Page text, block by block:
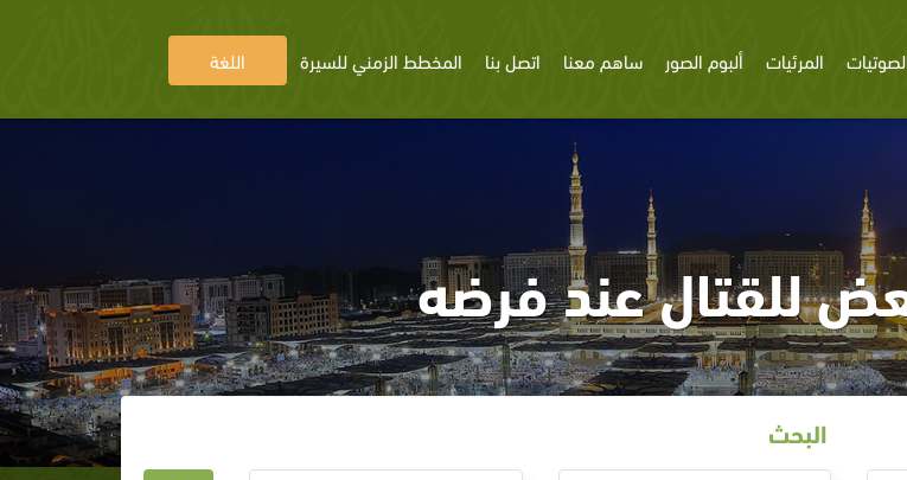
المرئيات ألبوم الصور ساهم معنا اتصل بنا المخطط الزمني للسيرة اللغة
للقتال عند فرضه
البحث